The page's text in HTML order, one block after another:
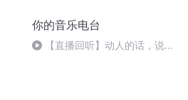
你的音乐电台
【直播回听】动人的话，说给